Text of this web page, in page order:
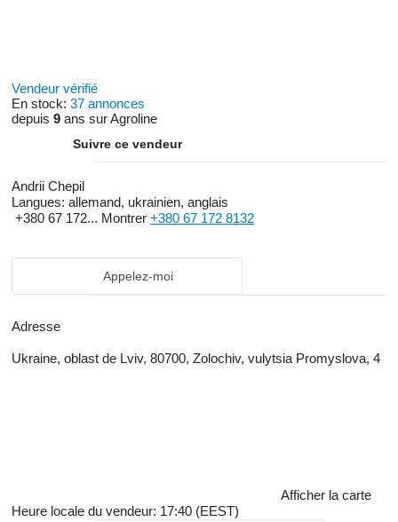
Vendeur vérifié
En stock: 37 annonces
depuis 9 ans sur Agroline
Suivre ce vendeur
Andrii Chepil
Langues: allemand, ukrainien, anglais
+380 67 172... Montrer +380 67 172 8132
Appelez-moi
Adresse
Ukraine, oblast de Lviv, 80700, Zolochiv, vulytsia Promyslova, 4
Afficher la carte
Heure locale du vendeur: 17:40 (EEST)